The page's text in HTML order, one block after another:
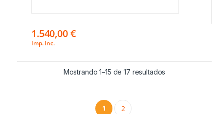
1.540,00€
Imp. Inc.
Mostrando 1–15 de 17 resultados
1 2